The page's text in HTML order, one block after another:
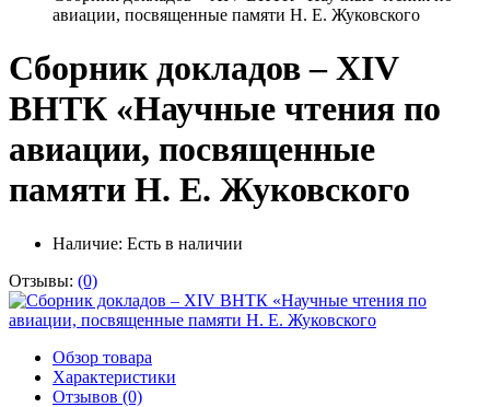
авиации, посвященные памяти Н. Е. Жуковского
Сборник докладов – XIV
ВНТК «Научные чтения по
авиации, посвященные
памяти Н. Е. Жуковского
Наличие: Есть в наличии
Отзывы: (0)
Обзор товара
Характеристики
Отзывов (0)